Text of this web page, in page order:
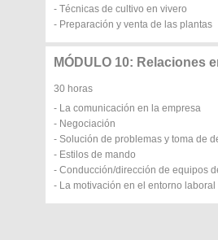
- Técnicas de cultivo en vivero
- Preparación y venta de las plantas
MÓDULO 10: Relaciones
30 horas
- La comunicación en la empresa
- Negociación
- Solución de problemas y toma de
- Estilos de mando
- Conducción/dirección de equipos
- La motivación en el entorno laboral